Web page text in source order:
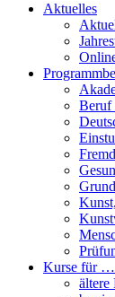
Aktuelles
Beruf
Kurse für …
ältere